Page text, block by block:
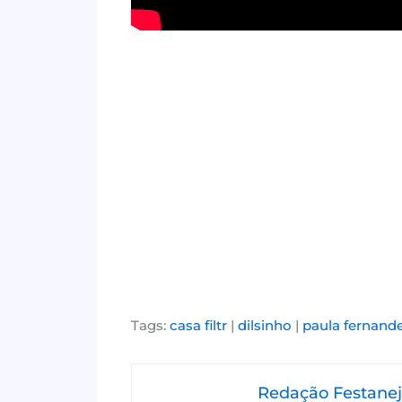
Tags: casa filtr| dilsinho | paula
Redação